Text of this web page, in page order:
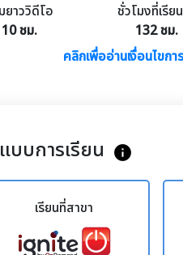
ยาววิดีโอ
ชม.
ชั่วโมงที่เรีย
132 ชม.
คลิกเพื่ออ่านเงื่อนไขก
บบการเรียน info
เรียนที่สาขา